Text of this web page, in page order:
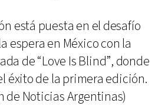
está puesta en el desafío
espera en México con la
de “Love Is Blind”, donde
éxito de la primera edición.
de Noticias Argentinas)